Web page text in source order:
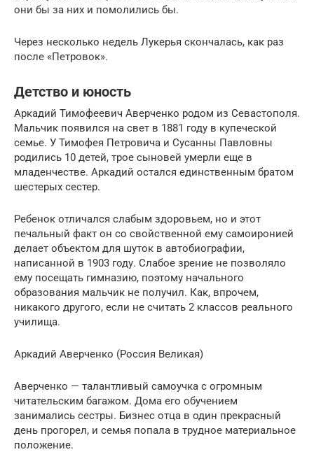
они бы за них и помолились бы.
Через несколько недель Лукерья скончалась, как раз
после «Петровок».
Детство и юность
Аркадий Тимофеевич Аверченко родом из Севастополя.
Мальчик появился на свет в 1881 году в купеческой
семье. У Тимофея Петровича и Сусанны Павловны
родились 10 детей, трое сыновей умерли еще в
младенчестве. Аркадий остался единственным братом
шестерых сестер.
Ребенок отличался слабым здоровьем, но и этот
печальный факт он со свойственной ему самоиронией
делает объектом для шуток в автобиографии,
написанной в 1903 году. Слабое зрение не позволяло
ему посещать гимназию, поэтому начального
образования мальчик не получил. Как, впрочем,
никакого другого, если не считать 2 классов реального
училища.
Аркадий Аверченко (Россия Великая)
Аверченко — талантливый самоучка с огромным
читательским багажом. Дома его обучением
занимались сестры. Бизнес отца в один прекрасный
день прогорел, и семья попала в трудное материальное
положение.